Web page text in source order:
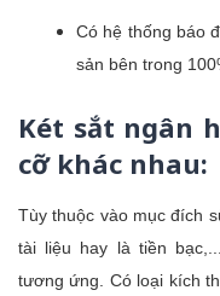
Có hệ thống báo
sản bên trong
Két sắt ngân
cỡ khác nhau:
Tùy thuộc vào mục đích
tài liệu hay là tiền
tương ứng. Có loại kích